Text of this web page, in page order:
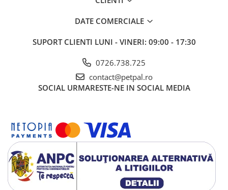
DATE COMERCIALE
SUPORT CLIENTI LUNI - VINERI: 09:00 - 17:30
0726.738.725
contact@petpal.ro
SOCIAL URMARESTE-NE IN SOCIAL MEDIA